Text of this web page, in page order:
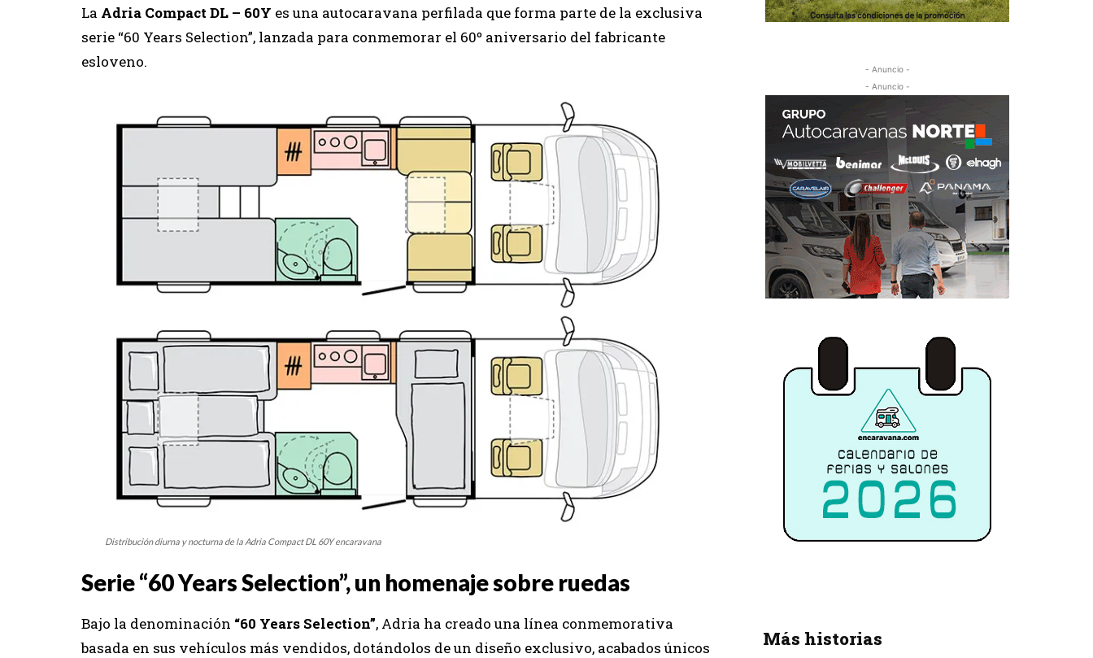
La Adria Compact DL – 60Y es una autocaravana perfilada que forma parte de la exclusiva
serie “60 Years Selection”, lanzada para conmemorar el 60º aniversario del fabricante
esloveno.
Distribución diurna y nocturna de la Adria Compact DL 60Y encaravana
Serie “60 Years Selection”, un homenaje sobre ruedas
Bajo la denominación “60 Years Selection”, Adria ha creado una línea conmemorativa
basada en sus vehículos más vendidos, dotándolos de un diseño exclusivo, acabados únicos
- Anuncio -
- Anuncio -
Más historias